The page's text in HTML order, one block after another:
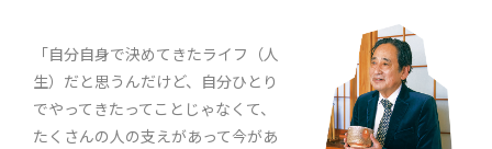
「自分自身で決めてきたライフ（人
生）だと思うんだけど、自分ひとり
でやってきたってことじゃなくて、
たくさんの人の支えがあって今があ